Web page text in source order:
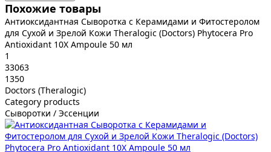
Похожие товары
Антиоксидантная Сыворотка с Керамидами и Фитостеролом
для Сухой и Зрелой Кожи Theralogic (Doctors) Phytocera Pro
Antioxidant 10X Ampoule 50 мл
1
33063
1350
Doctors (Theralogic)
Category products
Сыворотки / Эссенции